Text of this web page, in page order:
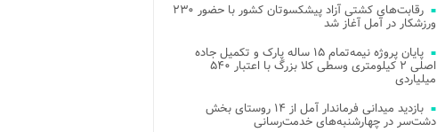
رقابت‌های کشتی آزاد پیشکسوتان کشور با حضور ۲۳۰
ورزشکار در آمل آغاز شد
پایان پروژه نیمه‌تمام ۱۵ ساله پارک و تکمیل جاده
اصلی ۲ کیلومتری وسطی کلا بزرگ با اعتبار ۵۴۰
میلیاردی
بازدید میدانی فرماندار آمل از ۱۴ روستای بخش
دشت‌سر در چهارشنبه‌های خدمت‌رسانی